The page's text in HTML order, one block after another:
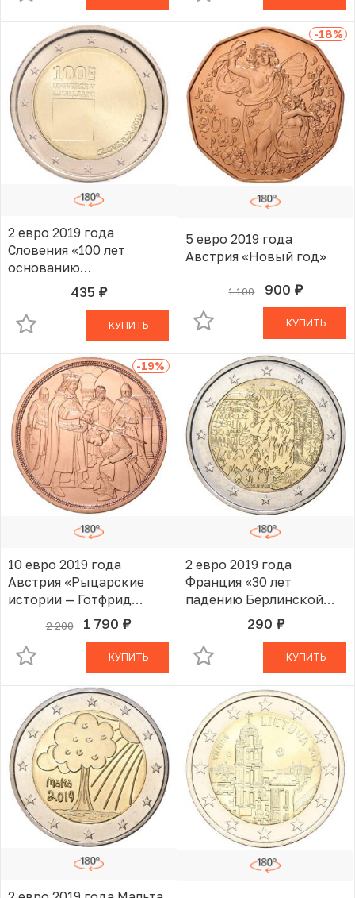
2 евро 2019 года
Словения «100 лет
основанию
Люблянского
университета»
435 руб.В КОРЗИНЕ
КУПИТЬ
-18%
5 евро 2019 года
Австрия «Новый год»
1 100 900 руб.
В КОРЗИНЕ
КУПИТЬ
-19%
10 евро 2019 года
Австрия «Рыцарские
истории — Готфрид
Бульонский»
2 200 1 790 руб.
В КОРЗИНЕ
КУПИТЬ
2 евро 2019 года
Франция «30 лет
падению Берлинской
290 руб.В КОРЗИНЕ
КУПИТЬ